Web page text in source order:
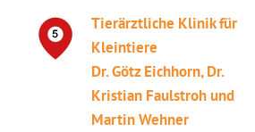
Tierärztliche Klinik für
Kleintiere
Dr. Götz Eichhorn, Dr.
Kristian Faulstroh und
Martin Wehner